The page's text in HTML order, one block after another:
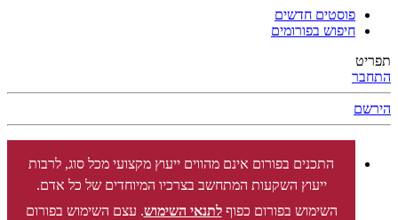
פוסטים חדשים
חיפוש בפורומים
תפריט
התחבר
הירשם
התכנים בפורום אינם מהווים ייעוץ מקצועי מכל סוג, לרבות
ייעוץ השקעות המתחשב בצרכיו המיוחדים של כל אדם.
השימוש בפורום כפוףלתנאי השימוש. עצם השימוש בפורום